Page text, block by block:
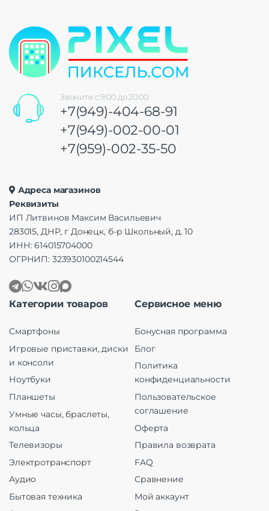
Звоните с 9:00 до 20:00
+7(949)-404-68-91
+7(949)-002-00-01
+7(959)-002-35-50
Адреса магазинов
Реквизиты
ИП Литвинов Максим Васильевич
283015, ДНР, г Донецк, б-р Школьный, д. 10
ИНН: 614015704000
ОГРНИП: 323930100214544
Категории товаров
Смартфоны
Игровые приставки, диски
и консоли
Ноутбуки
Планшеты
Умные часы, браслеты,
кольца
Телевизоры
Электротранспорт
Аудио
Бытовая техника
Сервисное меню
Бонусная программа
Блог
Политика
конфиденциальности
Пользовательское
соглашение
Оферта
Правила возврата
FAQ
Сравнение
Мой аккаунт